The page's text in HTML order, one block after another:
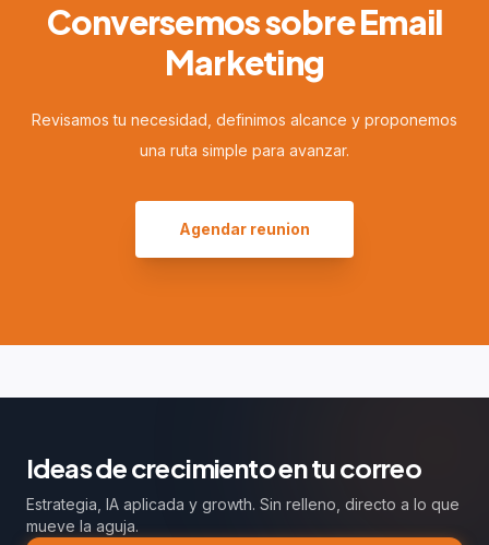
Conversemos sobre Email
Marketing
Revisamos tu necesidad, definimos alcance y proponemos
una ruta simple para avanzar.
Agendar reunion
Ideas de crecimiento en tu correo
Estrategia, IA aplicada y growth. Sin relleno, directo a lo que
mueve la aguja.